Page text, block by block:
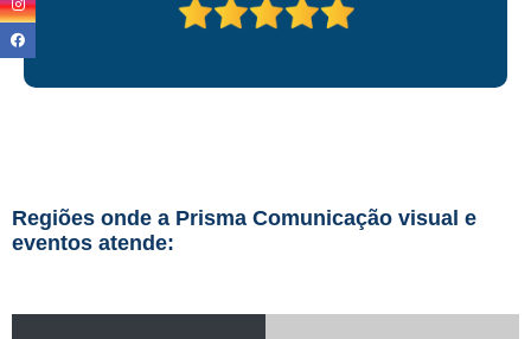
Regiões onde a Prisma Comunicação visual e
eventos atende: